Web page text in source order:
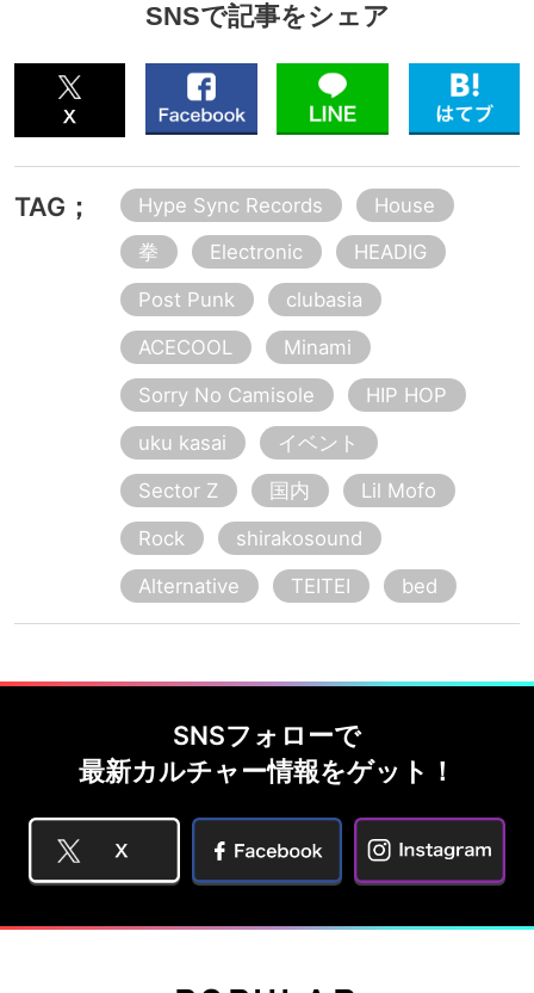
SNSで記事をシェア
TAG； Hype Sync Records
House
拳
Electronic
HEADIG
Post Punk
clubasia
ACECOOL
Minami
Sorry No Camisole
HIP HOP
uku kasai
イベント
Sector Z
国内
Lil Mofo
Rock
shirakosound
Alternative
TEITEI bed
SNSフォローで
最新カルチャー情報をゲット！